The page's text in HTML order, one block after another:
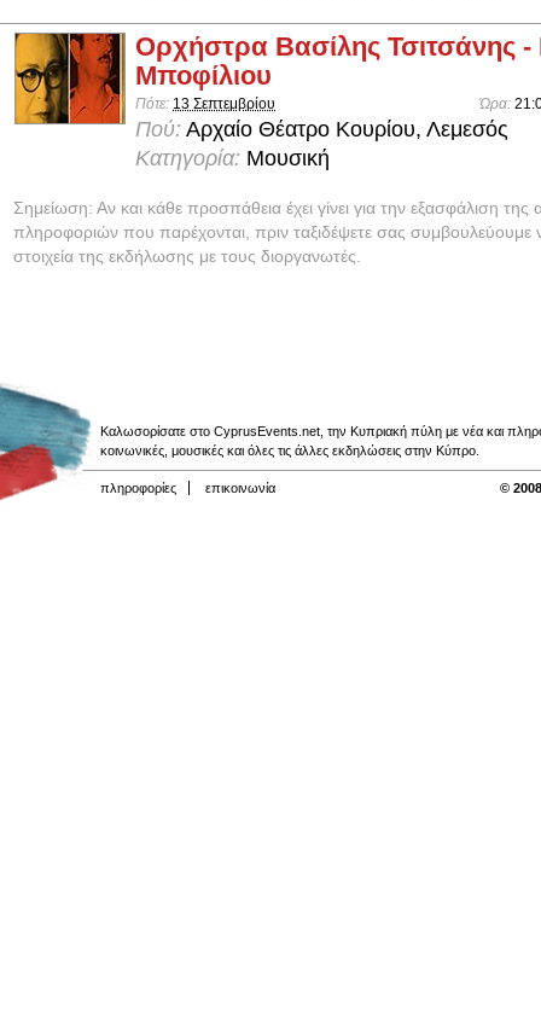
Ορχήστρα Βασίλης Τσιτσάνης
Μποφίλιου
Πότε: 13 Σεπτεμβρίου Ώρα:
Πού: Αρχαίο Θέατρο Κουρίου, Λεμεσός
Κατηγορία: Μουσική
Σημείωση: Αν και κάθε προσπάθεια έχει γίνει για την εξασφάλιση της
πληροφοριών που παρέχονται, πριν ταξιδέψετε σας συμβουλεύουμε
στοιχεία της εκδήλωσης με τους διοργανωτές.
Καλωσορίσατε στο CyprusEvents.net, την Κυπριακή πύλη με νέα και
κοινωνικές, μουσικές και όλες τις άλλες εκδηλώσεις στην Κύπρο.
πληροφορίες επικοινωνία ©